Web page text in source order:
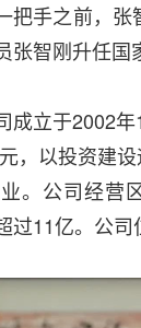
把手之前，
张智刚升任国
成立于2002
，以投资建
。公司经营
过11亿。公司